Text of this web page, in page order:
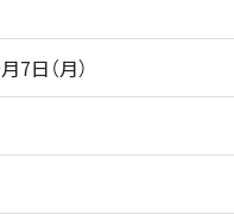
日（月）